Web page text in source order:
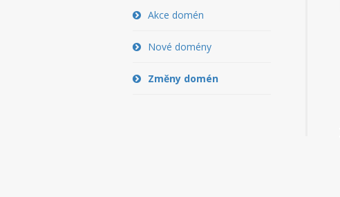
Akce domén
Nové domény
Změny domén